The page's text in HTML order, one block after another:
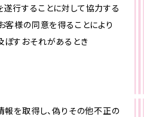
行することに対して協力する
客様の同意を得ることにより
すおそれがあるとき
報を取得し、偽りその他不正の